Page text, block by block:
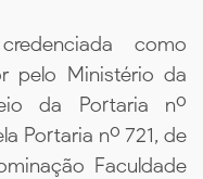
como
pelo Ministério da
da Portaria nº
Portaria nº 721, de
Faculdade